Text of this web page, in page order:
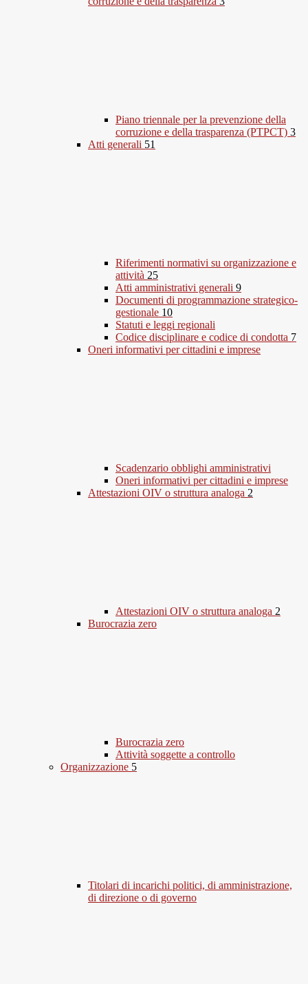
Piano triennale per la prevenzione della
corruzione e della trasparenza (PTPCT) 3
Atti generali 51
Riferimenti normativi su organizzazione e
attività 25
Atti amministrativi generali 9
Documenti di programmazione strategico-
gestionale 10
Statuti e leggi regionali
Codice disciplinare e codice di condotta 7
Oneri informativi per cittadini e imprese
Scadenzario obblighi amministrativi
Oneri informativi per cittadini e imprese
Attestazioni OIV o struttura analoga 2
Attestazioni OIV o struttura analoga 2
Burocrazia zero
Burocrazia zero
Attività soggette a controllo
Organizzazione 5
Titolari di incarichi politici, di amministrazione,
di direzione o di governo